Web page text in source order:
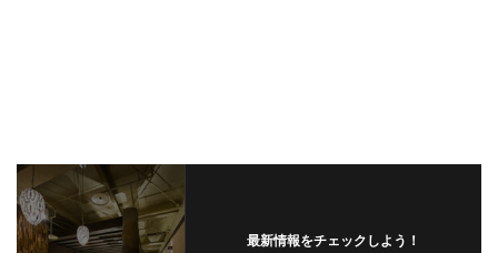
最新情報をチェックしよう！